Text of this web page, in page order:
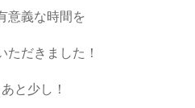
意義な時間を
ただきました！
と少し！